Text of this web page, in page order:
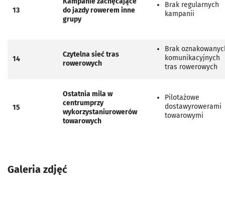
13
do jazdy rowerem inne
grupy
Brak regularnych
kampanii
14
Czytelna sieć tras
rowerowych
Brak
komunikacyjnych
tras rowerowych
15
Ostatnia mila w
centrumprzy
wykorzystaniurowerów
towarowych
Pilotażowe
dostawyrowerami
towarowymi
Galeria zdjęć